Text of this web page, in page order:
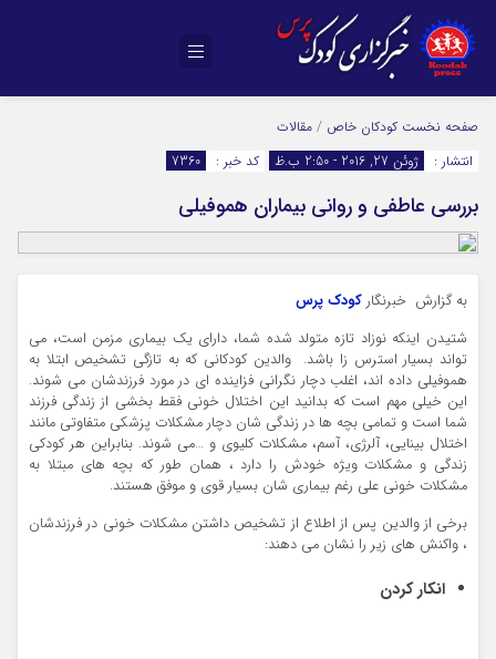
صفحه نخست کودکان خاص / مقالات
انتشار :
ژوئن 27, 2016 - 2:50 ب.ظ کد خبر : 7360
بررسی عاطفی و روانی بیماران هموفیلی
به گزارش خبرنگارکودک پرس
شتیدن اینکه نوزاد تازه متولد شده شما، دارای یک بیماری مزمن است، می
تواند بسیار استرس زا باشد. والدین کودکانی که به تازگی تشخیص ابتلا به
هموفیلی داده اند، اغلب دچار نگرانی فزاینده ای در مورد فرزندشان می شوند.
این خیلی مهم است که بدانید این اختلال خونی فقط بخشی از زندگی فرزند
شما است و تمامی بچه ها در زندگی شان دچار مشکلات پزشکی متفاوتی مانند
اختلال بینایی، آلرژی، آسم، مشکلات کلیوی و …می شوند. بنابراین هر کودکی
زندگی و مشکلات ویژه خودش را دارد ، همان طور که بچه های مبتلا به
مشکلات خونی علی رغم بیماری شان بسیار قوی و موفق هستند.
برخی از والدین پس از اطلاع از تشخیص داشتن مشکلات خونی در فرزندشان
، واکنش های زیر را نشان می دهند:
انکار کردن